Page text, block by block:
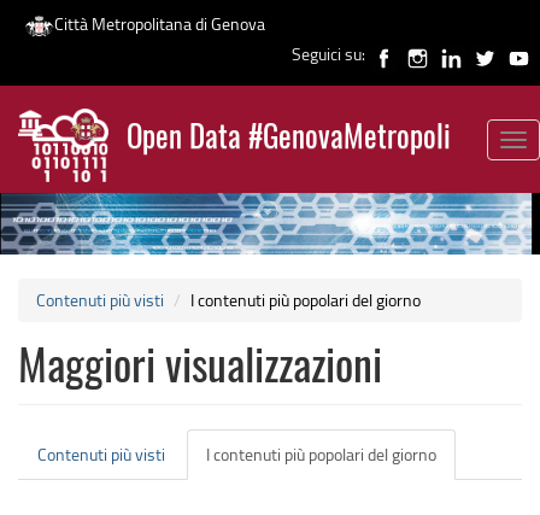
Salta
contenuto
principale
Città Metropolitana di Genova
Seguici su:
Open Data #GenovaMetropoli
News
Contenuti più visti I contenuti più popolari del giorno
Maggiori visualizzazioni
Schede
primarie
Contenuti più visti I contenuti più popolari del giorno
attiva)